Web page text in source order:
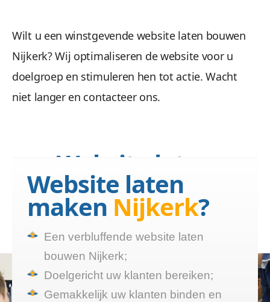
Wilt u een winstgevende website laten bouwen
Nijkerk? Wij optimaliseren de website voor u
doelgroep en stimuleren hen tot actie. Wacht
niet langer en contacteer ons.
Website laten
bouwen Nijkerk?
Wij maken een website die
functioneert
Website laten
maken Nijkerk?
Een verbluffende website laten
bouwen Nijkerk;
Doelgericht uw klanten bereiken;
Gemakkelijk uw klanten binden en